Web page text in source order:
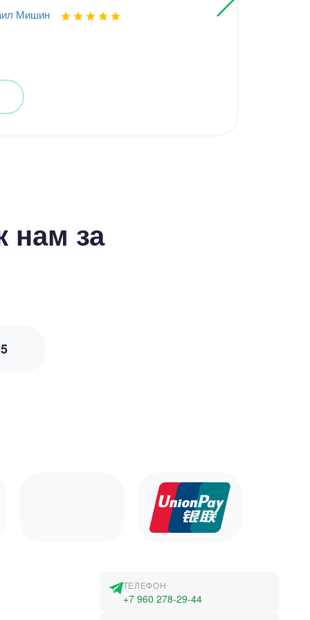
Мишин
нам за
5
ТЕЛЕФОН
+7 960 278-29-44